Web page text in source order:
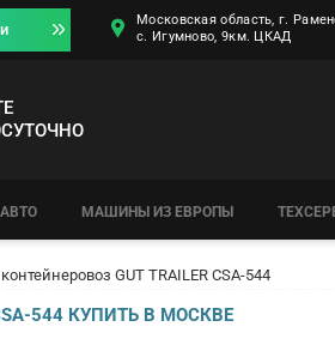
Московская область, г.
с. Игумново, 9км. ЦКАД
МАШИНЫ ИЗ ЕВРОПЫ
GUT TRAILER CSA-544
544 КУПИТЬ В МОСКВЕ